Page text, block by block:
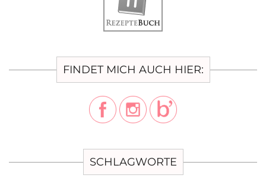
FINDET MICH AUCH HIER:
SCHLAGWORTE